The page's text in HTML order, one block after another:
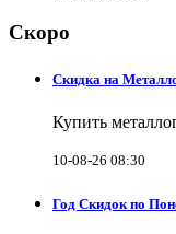
Скоро
Скидка на
Купить
10-08-26 08:30
Год Скидок по